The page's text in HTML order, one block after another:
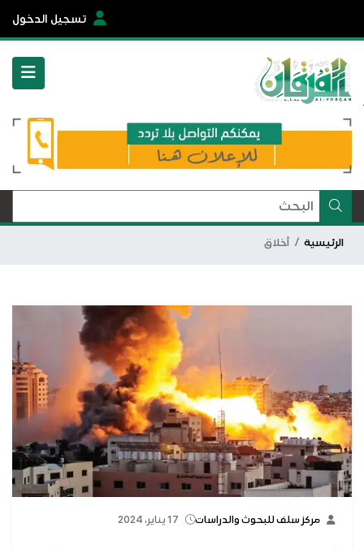
تسجيل الدخول
الرئيسية أخلاق
مركز سلف للبحوث والدراسات 17 يناير، 2024